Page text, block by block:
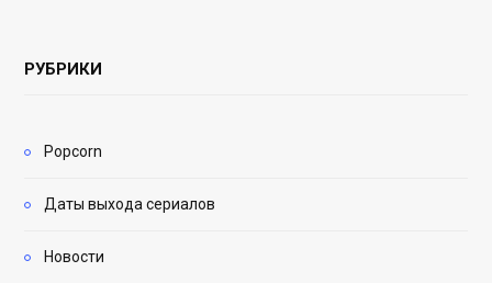
РУБРИКИ
Popcorn
Даты выхода сериалов
Новости